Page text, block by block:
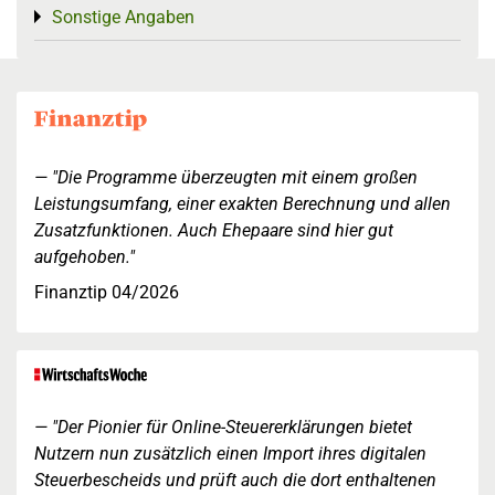
Sonstige Angaben
Toggle menu
"Die Programme überzeugten mit einem großen
Leistungsumfang, einer exakten Berechnung und allen
Zusatzfunktionen. Auch Ehepaare sind hier gut
aufgehoben."
Finanztip 04/2026
"Der Pionier für Online-Steuererklärungen bietet
Nutzern nun zusätzlich einen Import ihres digitalen
Steuerbescheids und prüft auch die dort enthaltenen